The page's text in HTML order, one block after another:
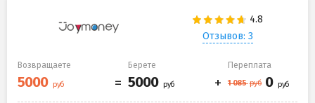
Отзывов: 3
Возвращаете Берете Переплата